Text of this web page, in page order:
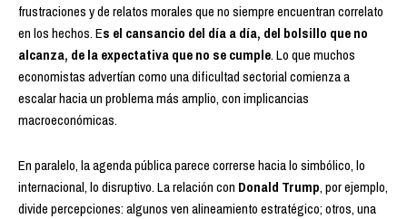
frustraciones y de relatos morales que no siempre encuentran correlato
en los hechos. Es el cansancio del día a día, del bolsillo que no
alcanza, de la expectativa que no se cumple. Lo que muchos
economistas advertían como una dificultad sectorial comienza a
escalar hacia un problema más amplio, con implicancias
macroeconómicas.
En paralelo, la agenda pública parece correrse hacia lo simbólico, lo
internacional, lo disruptivo. La relación con Donald Trump, por ejemplo,
divide percepciones: algunos ven alineamiento estratégico; otros, una